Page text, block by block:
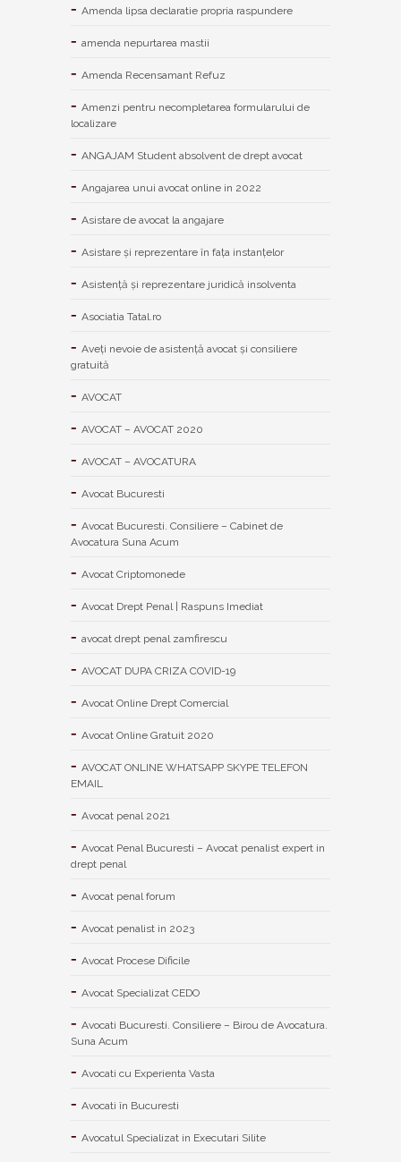
Amenda lipsa declaratie propria raspundere
amenda nepurtarea mastii
Amenda Recensamant Refuz
Amenzi pentru necompletarea formularului de
localizare
ANGAJAM Student absolvent de drept avocat
Angajarea unui avocat online in 2022
Asistare de avocat la angajare
Asistare și reprezentare în fața instanțelor
Asistență și reprezentare juridică insolventa
Asociatia Tatal.ro
Aveţi nevoie de asistenţă avocat şi consiliere
gratuită
AVOCAT
AVOCAT – AVOCAT 2020
AVOCAT – AVOCATURA
Avocat Bucuresti
Avocat Bucuresti. Consiliere – Cabinet de
Avocatura Suna Acum
Avocat Criptomonede
Avocat Drept Penal | Raspuns Imediat
avocat drept penal zamfirescu
AVOCAT DUPA CRIZA COVID-19
Avocat Online Drept Comercial
Avocat Online Gratuit 2020
AVOCAT ONLINE WHATSAPP SKYPE TELEFON
EMAIL
Avocat penal 2021
Avocat Penal Bucuresti – Avocat penalist expert in
drept penal
Avocat penal forum
Avocat penalist in 2023
Avocat Procese Dificile
Avocat Specializat CEDO
Avocati Bucuresti. Consiliere – Birou de Avocatura.
Suna Acum
Avocati cu Experienta Vasta
Avocati în Bucuresti
Avocatul Specializat in Executari Silite